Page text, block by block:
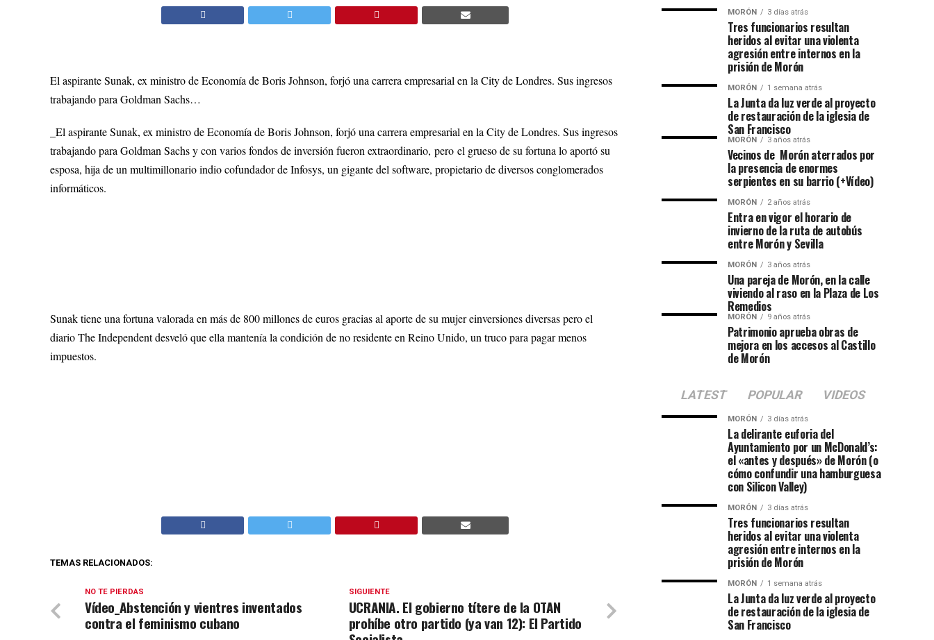
El aspirante Sunak, ex ministro de Economía de Boris Johnson, forjó una carrera empresarial en la City de Londres. Sus ingresos
trabajando para Goldman Sachs…
_El aspirante Sunak, ex ministro de Economía de Boris Johnson, forjó una carrera empresarial en la City de Londres. Sus ingresos
trabajando para Goldman Sachs y con varios fondos de inversión fueron extraordinario, pero el grueso de su fortuna lo aportó su
esposa, hija de un multimillonario indio cofundador de Infosys, un gigante del software, propietario de diversos conglomerados
informáticos.
Sunak tiene una fortuna valorada en más de 800 millones de euros gracias al aporte de su mujer einversiones diversas pero el
diario The Independent desveló que ella mantenía la condición de no residente en Reino Unido, un truco para pagar menos
impuestos.
TEMAS RELACIONADOS:
SIGUIENTE
UCRANIA. El gobierno títere de la OTAN
prohíbe otro partido (ya van 12): El Partido
NO TE PIERDAS
Vídeo_Abstención y vientres inventados
contra el feminismo cubano
MORÓN 3 días atrás
Tres funcionarios resultan
heridos al evitar una violenta
agresión entre internos en la
prisión de Morón
MORÓN 1 semana atrás
La Junta da luz verde al proyecto
de restauración de la iglesia de
San Francisco
MORÓN 3 años atrás
Vecinos de Morón aterrados por
la presencia de enormes
serpientes en su barrio (+Vídeo)
MORÓN 2 años atrás
Entra en vigor el horario de
invierno de la ruta de autobús
entre Morón y Sevilla
MORÓN 3 años atrás
Una pareja de Morón, en la calle
viviendo al raso en la Plaza de Los
Remedios
MORÓN 9 años atrás
Patrimonio aprueba obras de
mejora en los accesos al Castillo
de Morón
LATEST POPULAR VIDEOS
MORÓN 3 días atrás
La delirante euforia del
Ayuntamiento por un McDonald’s:
el «antes y después» de Morón (o
cómo confundir una hamburguesa
con Silicon Valley)
MORÓN 3 días atrás
Tres funcionarios resultan
heridos al evitar una violenta
agresión entre internos en la
prisión de Morón
MORÓN 1 semana atrás
La Junta da luz verde al proyecto
de restauración de la iglesia de
San Francisco